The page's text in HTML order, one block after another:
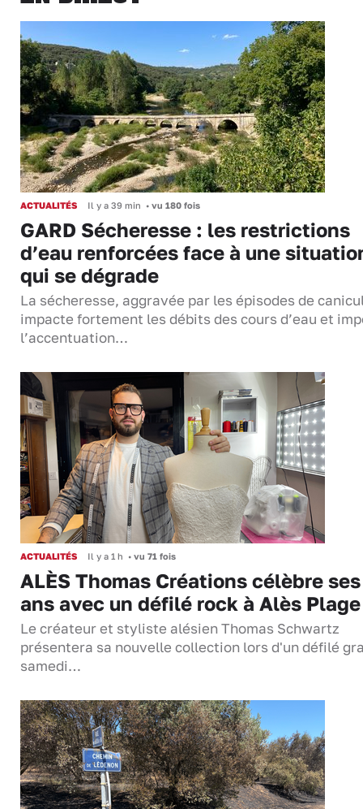
ACTUALITÉS Il y a 39 min • vu 180 fois
GARD Sécheresse : les restrictions
d’eau renforcées face à une
qui se dégrade
La sécheresse, aggravée par les épisodes de
impacte fortement les débits des cours d’eau et
l’accentuation…
ACTUALITÉS Il y a 1 h • vu 71 fois
ALÈS Thomas Créations célèbre
ans avec un défilé rock à Alès Plage
Le créateur et styliste alésien Thomas Schwartz
présentera sa nouvelle collection lors d'un défilé
samedi…